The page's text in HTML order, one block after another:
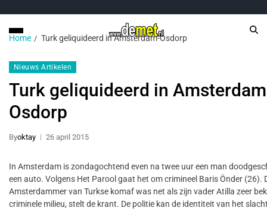
Home Turk geliquideerd in Amsterdam-Osdorp
Nieuws Artikelen
Turk geliquideerd in
Osdorp
Byoktay 26 april 2015
In Amsterdam is zondagochtend even na twee uur een man
een auto. Volgens Het Parool gaat het om crimineel Baris Önder (26).
Amsterdammer van Turkse komaf was net als zijn vader Atilla zeer
criminele milieu, stelt de krant. De politie kan de identiteit van het